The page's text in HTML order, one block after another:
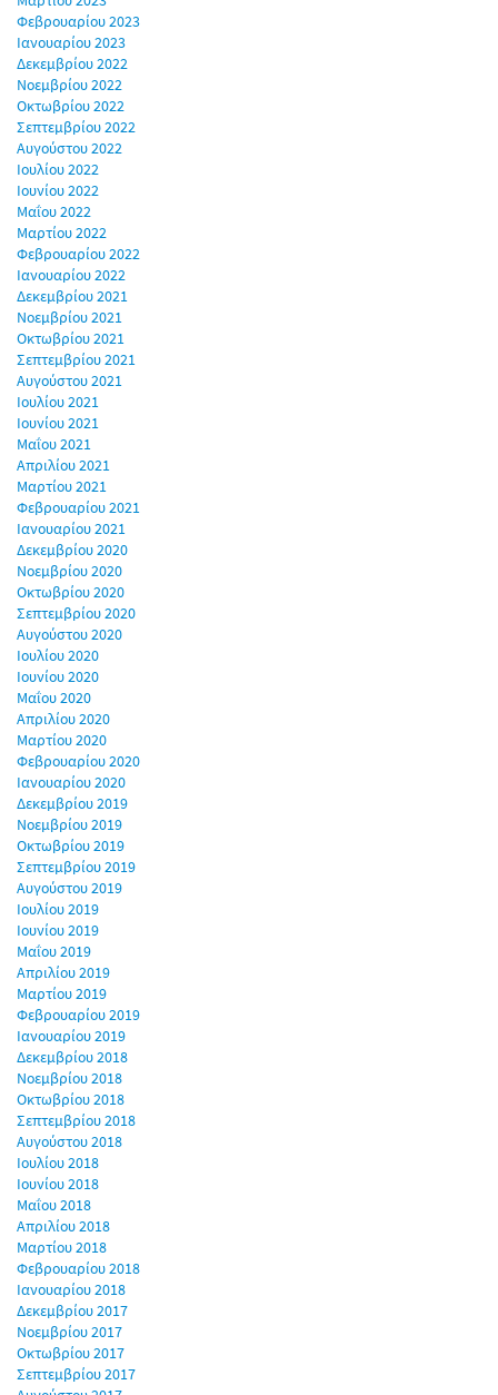
Φεβρουαρίου 2023
Ιανουαρίου 2023
Δεκεμβρίου 2022
Νοεμβρίου 2022
Οκτωβρίου 2022
Σεπτεμβρίου 2022
Αυγούστου 2022
Ιουλίου 2022
Ιουνίου 2022
Μαΐου 2022
Μαρτίου 2022
Φεβρουαρίου 2022
Ιανουαρίου 2022
Δεκεμβρίου 2021
Νοεμβρίου 2021
Οκτωβρίου 2021
Σεπτεμβρίου 2021
Αυγούστου 2021
Ιουλίου 2021
Ιουνίου 2021
Μαΐου 2021
Απριλίου 2021
Μαρτίου 2021
Φεβρουαρίου 2021
Ιανουαρίου 2021
Δεκεμβρίου 2020
Νοεμβρίου 2020
Οκτωβρίου 2020
Σεπτεμβρίου 2020
Αυγούστου 2020
Ιουλίου 2020
Ιουνίου 2020
Μαΐου 2020
Απριλίου 2020
Μαρτίου 2020
Φεβρουαρίου 2020
Ιανουαρίου 2020
Δεκεμβρίου 2019
Νοεμβρίου 2019
Οκτωβρίου 2019
Σεπτεμβρίου 2019
Αυγούστου 2019
Ιουλίου 2019
Ιουνίου 2019
Μαΐου 2019
Απριλίου 2019
Μαρτίου 2019
Φεβρουαρίου 2019
Ιανουαρίου 2019
Δεκεμβρίου 2018
Νοεμβρίου 2018
Οκτωβρίου 2018
Σεπτεμβρίου 2018
Αυγούστου 2018
Ιουλίου 2018
Ιουνίου 2018
Μαΐου 2018
Απριλίου 2018
Μαρτίου 2018
Φεβρουαρίου 2018
Ιανουαρίου 2018
Δεκεμβρίου 2017
Νοεμβρίου 2017
Οκτωβρίου 2017
Σεπτεμβρίου 2017